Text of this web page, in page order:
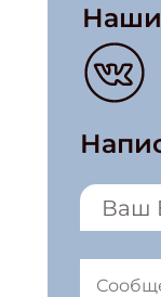
Наши